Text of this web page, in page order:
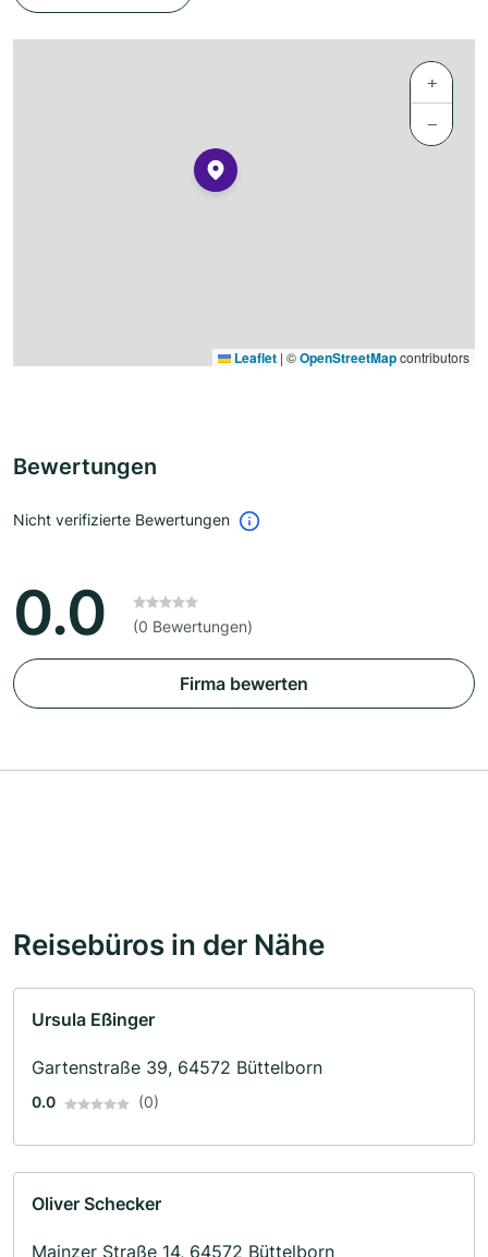
+
−
Leaflet | ©OpenStreetMapcontributors
Bewertungen
Nicht verifizierte Bewertungen
0.0 (0 Bewertungen)
Firma bewerten
Reisebüros in der Nähe
Ursula Eßinger
Gartenstraße 39, 64572 Büttelborn
0.0 (0)
Oliver Schecker
Mainzer Straße 14, 64572 Büttelborn